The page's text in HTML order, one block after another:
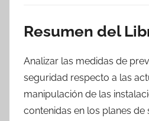
Resumen del
Analizar las medidas de
seguridad respecto a las
manipulación de las
contenidas en los planes de